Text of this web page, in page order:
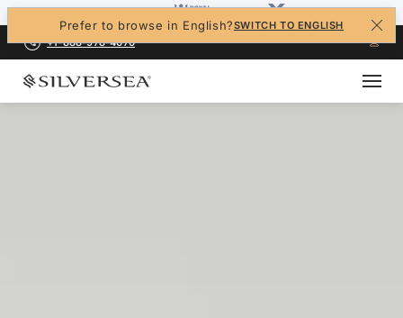
Prefer to browse in English?SWITCH TO ENGLISH
+1-888-978-4070